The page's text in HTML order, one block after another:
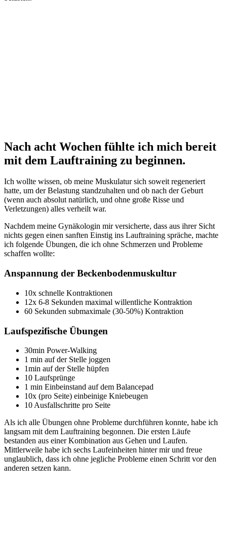
Nach acht Wochen fühlte ich mich bereit
mit dem Lauftraining zu beginnen.
Ich wollte wissen, ob meine Muskulatur sich soweit regeneriert
hatte, um der Belastung standzuhalten und ob nach der Geburt
(wenn auch absolut natürlich, und ohne große Risse und
Verletzungen) alles verheilt war.
Nachdem meine Gynäkologin mir versicherte, dass aus ihrer Sicht
nichts gegen einen sanften Einstig ins Lauftraining spräche, machte
ich folgende Übungen, die ich ohne Schmerzen und Probleme
schaffen wollte:
Anspannung der Beckenbodenmuskultur
10x schnelle Kontraktionen
12x 6-8 Sekunden maximal willentliche Kontraktion
60 Sekunden submaximale (30-50%) Kontraktion
Laufspezifische Übungen
30min Power-Walking
1 min auf der Stelle joggen
1min auf der Stelle hüpfen
10 Laufsprünge
1 min Einbeinstand auf dem Balancepad
10x (pro Seite) einbeinige Kniebeugen
10 Ausfallschritte pro Seite
Als ich alle Übungen ohne Probleme durchführen konnte, habe ich
langsam mit dem Lauftraining begonnen. Die ersten Läufe
bestanden aus einer Kombination aus Gehen und Laufen.
Mittlerweile habe ich sechs Laufeinheiten hinter mir und freue
unglaublich, dass ich ohne jegliche Probleme einen Schritt vor den
anderen setzen kann.